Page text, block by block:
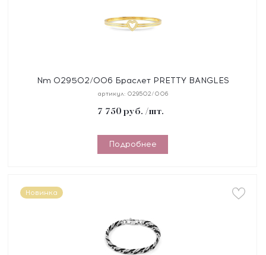
Nm 029502/006 Браслет PRETTY BANGLES
"СЕРДЦЕ" размер 19 см, сталь, цирконы, покрытие
артикул: 029502/006
7 750 руб. /шт.
Подробнее
Новинка